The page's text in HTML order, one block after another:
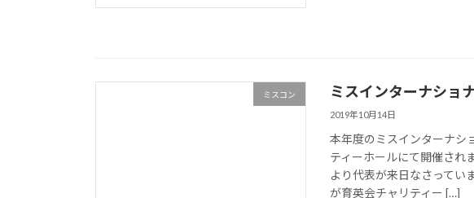
ミスコン ミスインターナショ
2019年10月14日
本年度のミスインターナシ
ティーホールにて開催され
より代表が来日なさってい
が育英会チャリティー […]